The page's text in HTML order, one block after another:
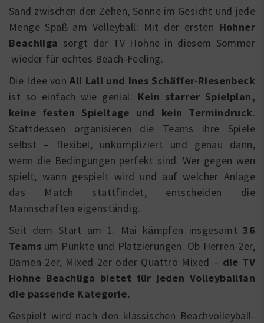
Sand zwischen den Zehen, Sonne im Gesicht und jede
Menge Spaß am Volleyball: Mit der ersten Hohner
Beachliga sorgt der TV Hohne in diesem Sommer
wieder für echtes Beach-Feeling.
Die Idee vonAli Lali und Ines Schäffer-Riesenbeck
ist so einfach wie genial: Kein starrer Spielplan,
keine festen Spieltage und kein Termindruck.
Stattdessen organisieren die Teams ihre Spiele
selbst – flexibel, unkompliziert und genau dann,
wenn die Bedingungen perfekt sind. Wer gegen wen
spielt, wann gespielt wird und auf welcher Anlage
das Match stattfindet, entscheiden die
Mannschaften eigenständig.
Seit dem Start am 1. Mai kämpfen insgesamt36
Teams um Punkte und Platzierungen. Ob Herren-2er,
Damen-2er, Mixed-2er oder Quattro Mixed – die TV
Hohne Beachliga bietet für jeden Volleyballfan
die passende Kategorie.
Gespielt wird nach den klassischen Beachvolleyball-